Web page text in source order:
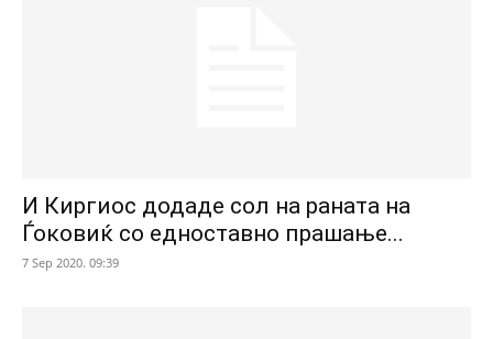
И Киргиос додаде сол на раната на
Ѓоковиќ со едноставно прашање...
7 Sep 2020. 09:39